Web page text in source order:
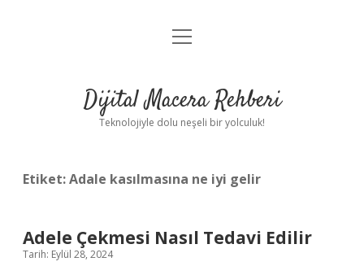
Anasayfa
Yasal Uyarı
menüyü
Dijital Macera Rehberi
Teknolojiyle dolu neşeli bir yolculuk!
Etiket:Adale kasılmasına ne iyi gelir
Adele Çekmesi Nasıl Tedavi Edilir
Tarih: Eylül 28, 2024